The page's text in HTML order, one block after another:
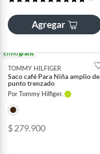
Agregar
Envíogratis
TOMMY HILFIGER
Saco café Para Niña amplio de
punto trenzado
Por Tommy Hilfiger.
$ 279.900